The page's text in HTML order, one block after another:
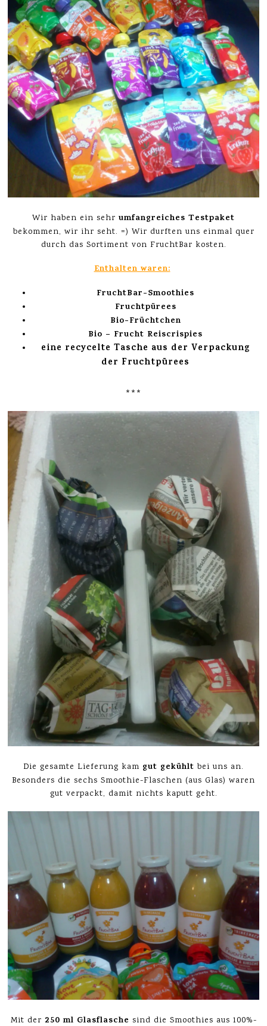
Wir haben ein sehr umfangreiches Testpaket
bekommen, wir ihr seht. =) Wir durften uns einmal quer
durch das Sortiment von FruchtBar kosten.
Enthalten waren:
FruchtBar-Smoothies
Fruchtpürees
Bio-Früchtchen
Bio – Frucht Reiscrispies
eine recycelte Tasche aus der Verpackung
der Fruchtpürees
***
Die gesamte Lieferung kam gut gekühlt bei uns an.
Besonders die sechs Smoothie-Flaschen (aus Glas) waren
gut verpackt, damit nichts kaputt geht.
Mit der 250 ml Glasflasche sind die Smoothies aus 100%-